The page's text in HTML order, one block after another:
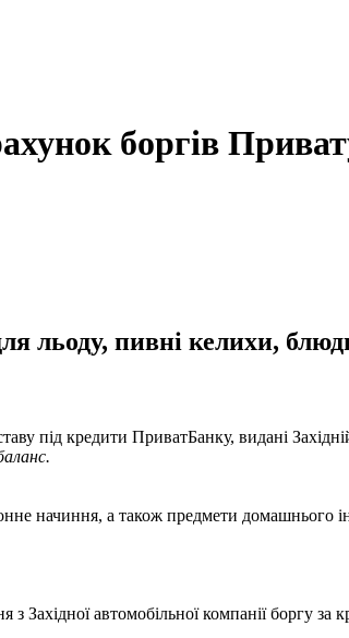
боргів
льоду, пивні келихи,
під кредити ПриватБанку, видані
начиння, а також предмети домашнього
Західної автомобільної компанії боргу